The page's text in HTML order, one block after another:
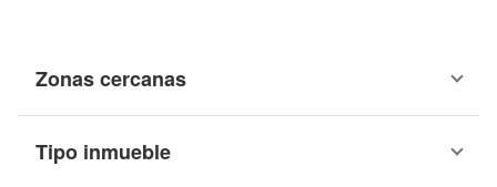
Zonas cercanas
Tipo inmueble